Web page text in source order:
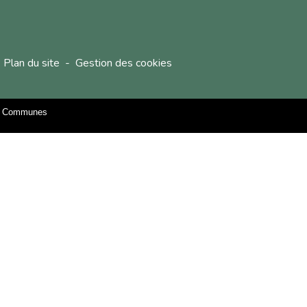
Plan du site - Gestion des cookies